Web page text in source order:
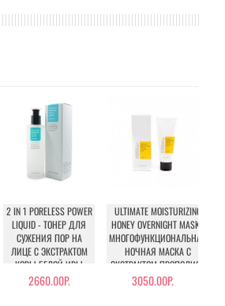
2 IN 1 PORELESS POWER
LIQUID - ТОНЕР ДЛЯ
СУЖЕНИЯ ПОР НА
ЛИЦЕ С ЭКСТРАКТОМ
КОРЫ БЕЛОЙ ИВЫ
2660.00Р.
ULTIMATE MOISTURIZING
HONEY OVERNIGHT MASK -
МНОГОФУНКЦИОНАЛЬНАЯ
НОЧНАЯ МАСКА С
ЭКСТРАКТОМ ПРОПОЛИСА
3050.00Р.